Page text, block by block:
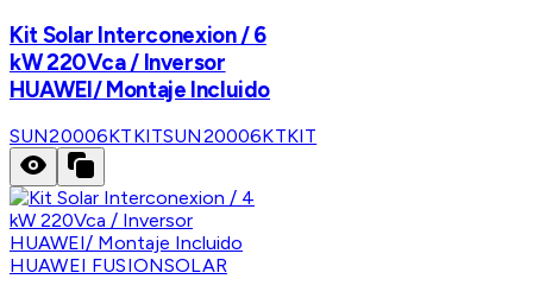
Kit Solar Interconexion / 6
kW 220Vca / Inversor
HUAWEI/ Montaje Incluido
SUN20006KTKITSUN20006KTKIT
HUAWEI FUSIONSOLAR